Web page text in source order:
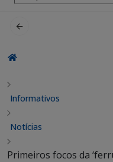
por:
Informativos
Notícias
Primeiros focos da